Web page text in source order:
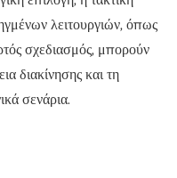
λειτουργιών, όπως
σχεδιασμός, μπορούν
διακίνησης και τη
σενάρια.